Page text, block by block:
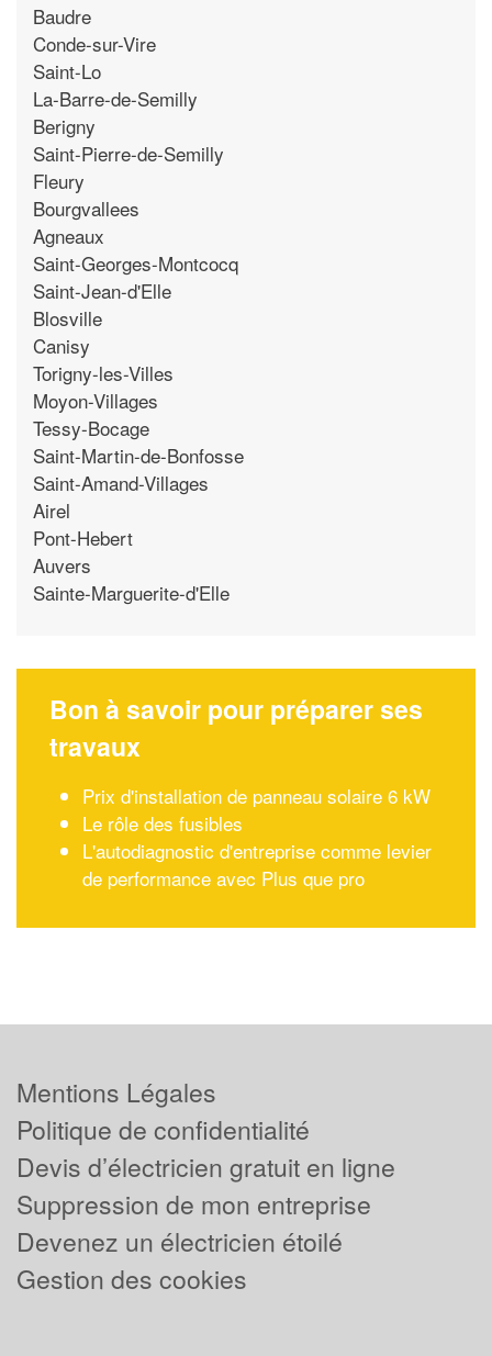
Baudre
Conde-sur-Vire
Saint-Lo
La-Barre-de-Semilly
Berigny
Saint-Pierre-de-Semilly
Fleury
Bourgvallees
Agneaux
Saint-Georges-Montcocq
Saint-Jean-d'Elle
Blosville
Canisy
Torigny-les-Villes
Moyon-Villages
Tessy-Bocage
Saint-Martin-de-Bonfosse
Saint-Amand-Villages
Airel
Pont-Hebert
Auvers
Sainte-Marguerite-d'Elle
Bon à savoir pour préparer ses
travaux
Prix d'installation de panneau solaire 6 kW
Le rôle des fusibles
L'autodiagnostic d'entreprise comme levier
de performance avec Plus que pro
Mentions Légales
Politique de confidentialité
Devis d’électricien gratuit en ligne
Suppression de mon entreprise
Devenez un électricien étoilé
Gestion des cookies